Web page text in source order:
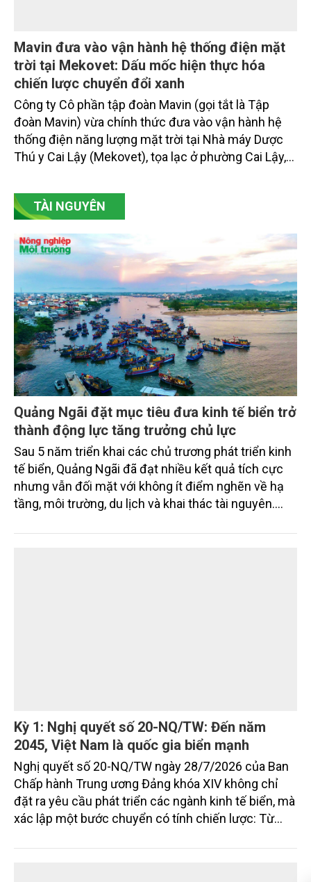
Mavin đưa vào vận hành hệ thống điện mặt
trời tại Mekovet: Dấu mốc hiện thực hóa
chiến lược chuyển đổi xanh
Công ty Cô phần tập đoàn Mavin (gọi tắt là Tập
thống điện năng lượng mặt trời tại Nhà máy Dược
Thú y Cai Lậy (Mekovet), tọa lạc ở phường Cai Lậy,
TÀI NGUYÊN
Quảng Ngãi đặt mục tiêu đưa kinh tế biển trở
thành động lực tăng trưởng chủ lực
Sau 5 năm triển khai các chủ trương phát triển kinh
Kỳ 1: Nghị quyết số 20-NQ/TW: Đến năm
2045, Việt Nam là quốc gia biển mạnh
Nghị quyết số 20-NQ/TW ngày 28/7/2026 của Ban